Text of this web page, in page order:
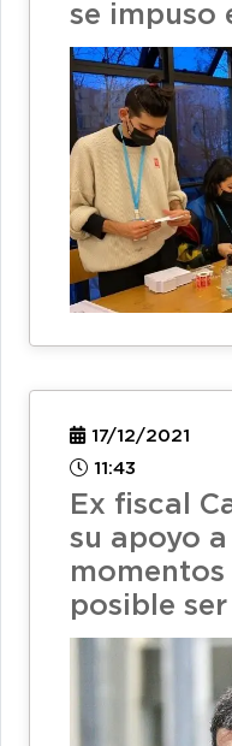
se impuso
17/12/2021
11:43
Ex fiscal
su apoyo
momentos
posible